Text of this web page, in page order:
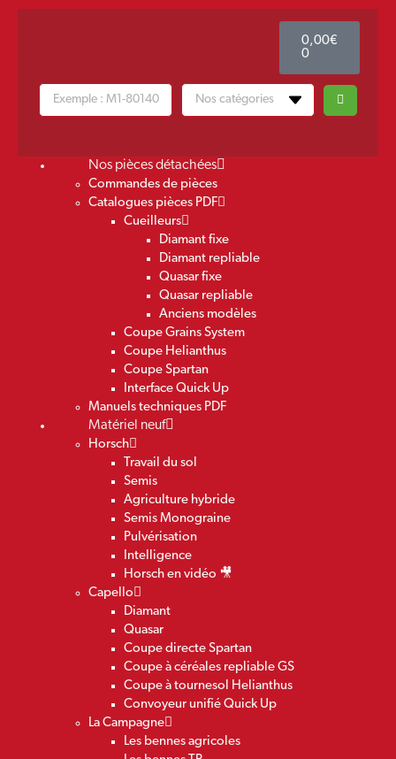
0,00€
0
Nos pièces détachées
Commandes de pièces
Catalogues pièces PDF
Cueilleurs
Diamant fixe
Diamant repliable
Quasar fixe
Quasar repliable
Anciens modèles
Coupe Grains System
Coupe Helianthus
Coupe Spartan
Interface Quick Up
Manuels techniques PDF
Matériel neuf
Horsch
Travail du sol
Semis
Agriculture hybride
Semis Monograine
Pulvérisation
Intelligence
Horsch en vidéo 🎥
Capello
Diamant
Quasar
Coupe directe Spartan
Coupe à céréales repliable GS
Coupe à tournesol Helianthus
Convoyeur unifié Quick Up
La Campagne
Les bennes agricoles